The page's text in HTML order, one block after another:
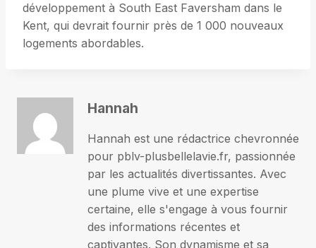
développement à South East Faversham dans le
Kent, qui devrait fournir près de 1 000 nouveaux
logements abordables.
Hannah
Hannah est une rédactrice chevronnée
pour pblv-plusbellelavie.fr, passionnée
par les actualités divertissantes. Avec
une plume vive et une expertise
certaine, elle s'engage à vous fournir
des informations récentes et
captivantes. Son dynamisme et sa